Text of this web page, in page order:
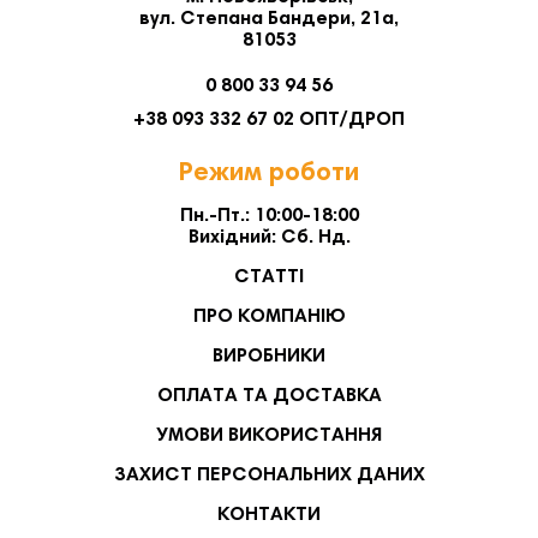
вул. Степана Бандери, 21а,
81053
0 800 33 94 56
+38 093 332 67 02 ОПТ/ДРОП
Режим роботи
Пн.-Пт.: 10:00-18:00
Вихідний: Сб. Нд.
СТАТТІ
ПРО КОМПАНІЮ
ВИРОБНИКИ
ОПЛАТА ТА ДОСТАВКА
УМОВИ ВИКОРИСТАННЯ
ЗАХИСТ ПЕРСОНАЛЬНИХ ДАНИХ
КОНТАКТИ